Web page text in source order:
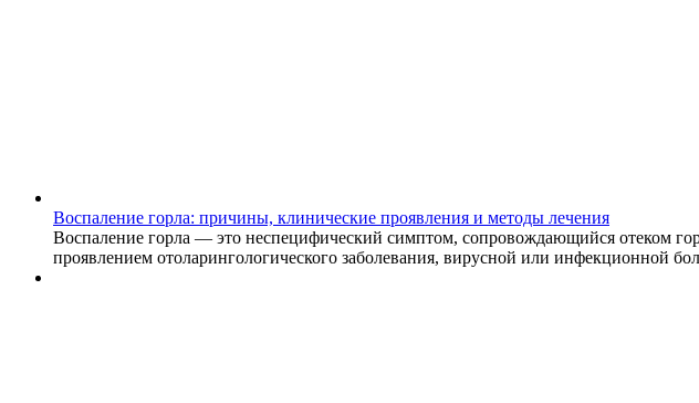
Воспаление горла: причины, клинические проявления и методы лечения
Воспаление горла — это неспецифический симптом, сопровождающийся отеком
проявлением отоларингологического заболевания, вирусной или инфекционной